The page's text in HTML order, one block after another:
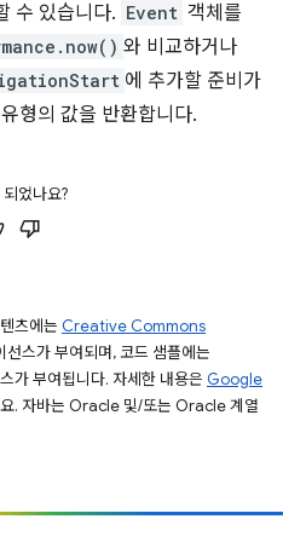
수 있습니다. Event 객체를
와 비교하거나
에 추가할 준비가
유형의 값을 반환합니다.
었나요?
츠에는 Creative Commons
선스가 부여되며, 코드 샘플에는
가 부여됩니다. 자세한 내용은 Google
. 자바는 Oracle 및/또는 Oracle 계열